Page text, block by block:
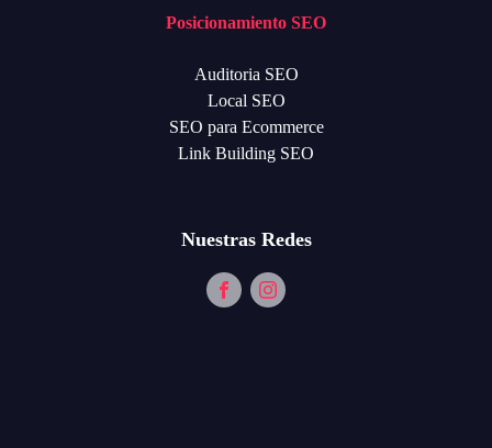
Posicionamiento SEO
Auditoria SEO
Local SEO
SEO para Ecommerce
Link Building SEO
Nuestras Redes